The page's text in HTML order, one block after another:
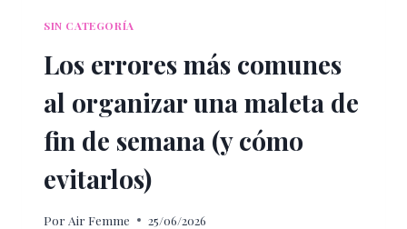
SIN CATEGORÍA
Los errores más comunes
al organizar una maleta de
fin de semana (y cómo
evitarlos)
Por Air Femme 25/06/2026